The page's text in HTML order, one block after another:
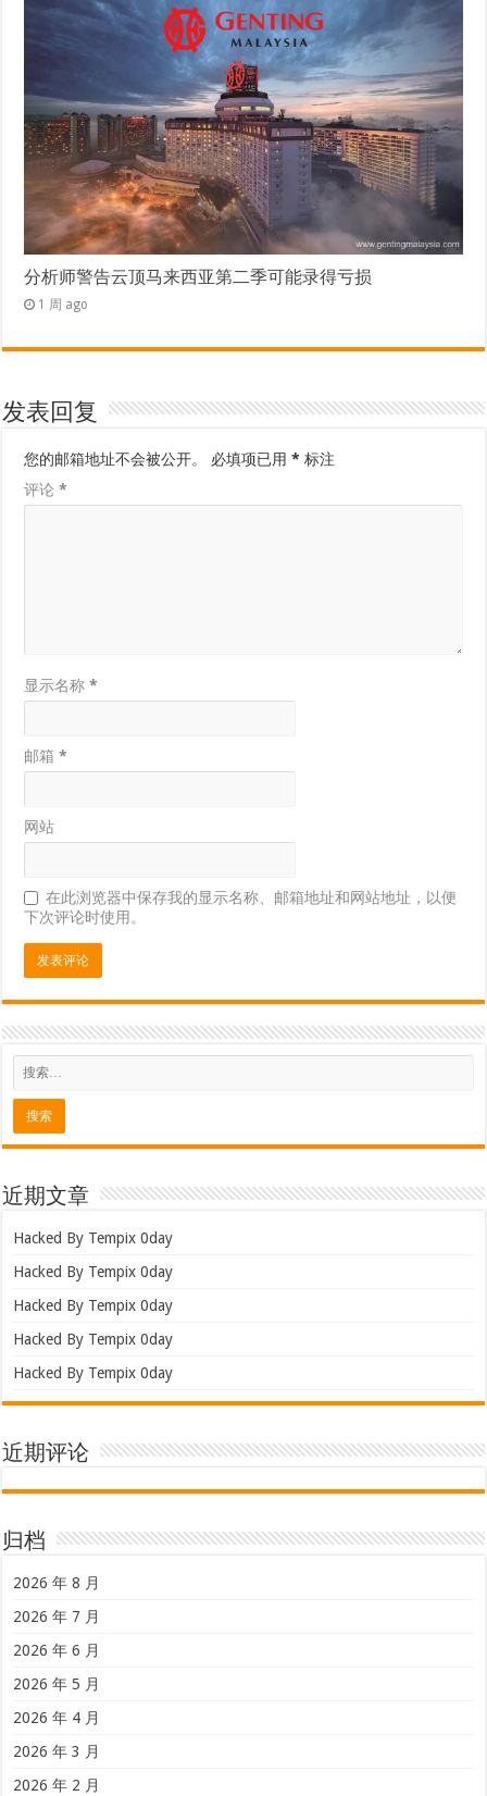
分析师警告云顶马来西亚第二季可能录得亏损
1 周 ago
发表回复
您的邮箱地址不会被公开。 必填项已用* 标注
评论*
显示名称*
邮箱*
网站
在此浏览器中保存我的显示名称、邮箱地址和网站地址，以便
下次评论时使用。
近期文章
Hacked By Tempix 0day
Hacked By Tempix 0day
Hacked By Tempix 0day
Hacked By Tempix 0day
Hacked By Tempix 0day
近期评论
归档
2026 年 8 月
2026 年 7 月
2026 年 6 月
2026 年 5 月
2026 年 4 月
2026 年 3 月
2026 年 2 月